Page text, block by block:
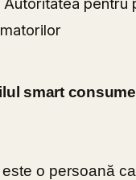
smart
o persoană